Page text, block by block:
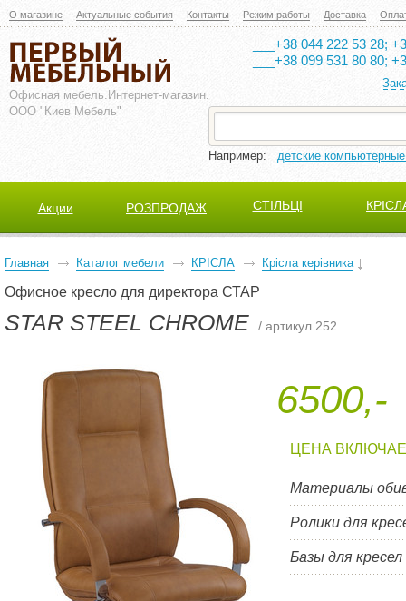
О магазине Актуальные события Контакты Режим работы Доставка
Офисная мебель. Интернет-магазин.
ООО "Киев Мебель"
___+38 044 222 53 28;
___+38 099 531 80 80;
Например: детские
Акции РОЗПРОДАЖ СТІЛЬЦІ
Главная Каталог мебели КРІСЛА Крісла керівника
Офисное кресло для директора СТАР
STAR STEEL CHROME / артикул 252
6500,-
ЦЕНА
Материалы
Ролики для
Базы для кресел